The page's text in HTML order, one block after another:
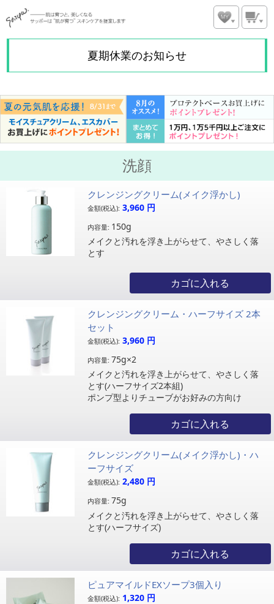
夏期休業のお知らせ
洗顔
クレンジングクリーム(メイク浮かし)
金額(税込): 3,960 円
内容量: 150g
メイクと汚れを浮き上がらせて、やさしく落
とす
カゴに入れる
クレンジングクリーム・ハーフサイズ 2本
セット
金額(税込): 3,960 円
内容量: 75g×2
メイクと汚れを浮き上がらせて、やさしく落
とす(ハーフサイズ2本組)
ポンプ型よりチューブがお好みの方向け
カゴに入れる
クレンジングクリーム(メイク浮かし)・ハ
ーフサイズ
金額(税込): 2,480 円
内容量: 75g
メイクと汚れを浮き上がらせて、やさしく落
とす(ハーフサイズ)
カゴに入れる
ピュアマイルドEXソープ3個入り
金額(税込): 1,320 円